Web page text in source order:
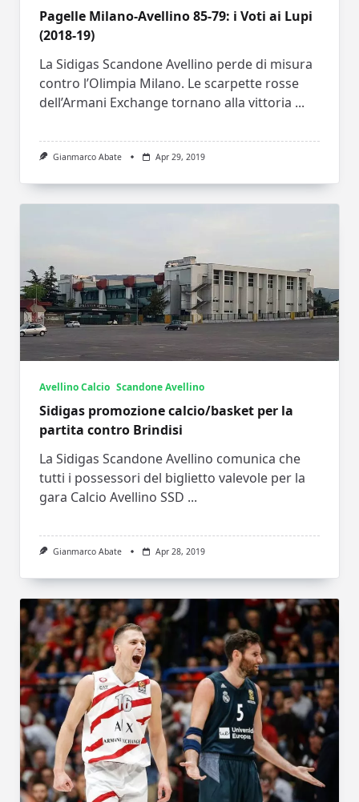
Pagelle Milano-Avellino 85-79: i Voti ai Lupi
(2018-19)
La Sidigas Scandone Avellino perde di misura
contro l’Olimpia Milano. Le scarpette rosse
dell’Armani Exchange tornano alla vittoria ...
Gianmarco Abate Apr 29, 2019
Avellino Calcio Scandone Avellino
Sidigas promozione calcio/basket per la
partita contro Brindisi
La Sidigas Scandone Avellino comunica che
tutti i possessori del biglietto valevole per la
gara Calcio Avellino SSD ...
Gianmarco Abate Apr 28, 2019